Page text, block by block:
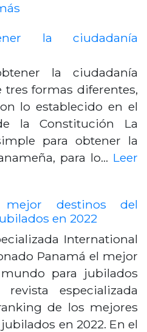
la ciudadanía
la ciudadanía
tres formas diferentes,
lo establecido en el
la Constitución La
para obtener la
para lo… Leer
destinos del
en 2022
International
Panamá el mejor
para jubilados
especializada
de los mejores
en 2022. En el